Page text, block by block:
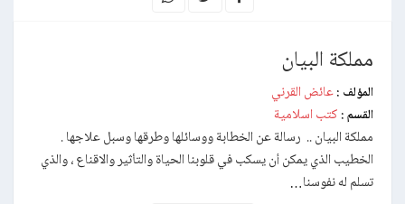
مملكة البيان
المؤلف : عائض القرني
القسم : كتب اسلامية
مملكة البيان .. رسالة عن الخطابة ووسائلها وطرقها وسبل علاجها .
الخطيب الذي يمكن أن يسكب في قلوبنا الحياة والتأثير والاقناع ، والذي
تسلم له نفوسنا…